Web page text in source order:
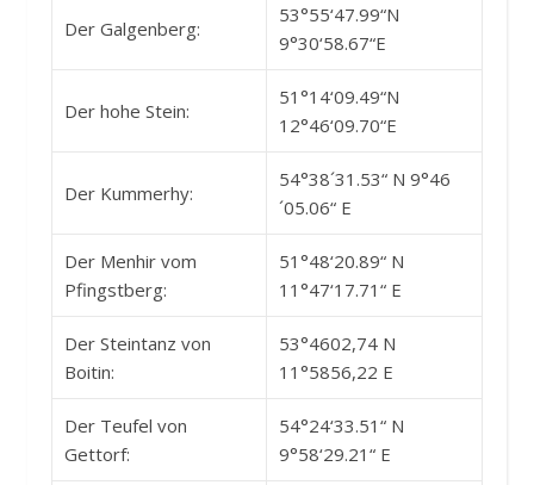
Der Galgenberg:
53°55‘47.99“N
9°30‘58.67“E
Der hohe Stein:
51°14‘09.49“N
12°46‘09.70“E
Der Kummerhy:
54°38´31.53“ N 9°46
´05.06“ E
Der Menhir vom
Pfingstberg:
51°48‘20.89“ N
11°47‘17.71“ E
Der Steintanz von
Boitin:
53°4602,74 N
11°5856,22 E
Der Teufel von
Gettorf:
54°24‘33.51“ N
9°58‘29.21“ E